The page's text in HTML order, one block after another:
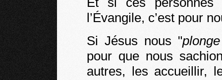
l’Évangile, c’est pour
Si Jésus nous "
pour que nous
autres, les accueillir,